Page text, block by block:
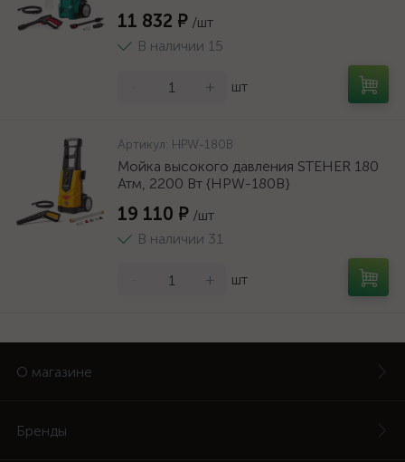
11 832 ₽ /шт
В наличии 15
+ шт
Артикул: HPW-180B
Мойка высокого давления STEHER 180
Атм, 2200 Вт {HPW-180B}
19 110 ₽ /шт
В наличии 31
+ шт
О магазине
Бренды